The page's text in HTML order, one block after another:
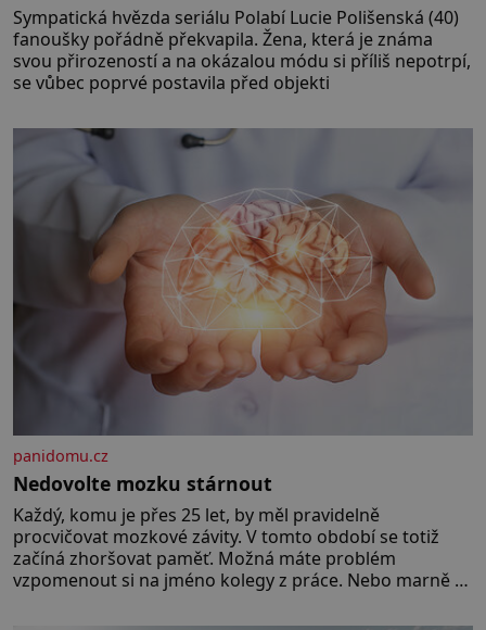
Sympatická hvězda seriálu Polabí Lucie Polišenská (40)
fanoušky pořádně překvapila. Žena, která je známa
svou přirozeností a na okázalou módu si příliš nepotrpí,
se vůbec poprvé postavila před objekti
panidomu.cz
Nedovolte mozku stárnout
Každý, komu je přes 25 let, by měl pravidelně
procvičovat mozkové závity. V tomto období se totiž
začíná zhoršovat paměť. Možná máte problém
vzpomenout si na jméno kolegy z práce. Nebo marně v
Je to opravdu tak, s věkem jako kdyby se paměť